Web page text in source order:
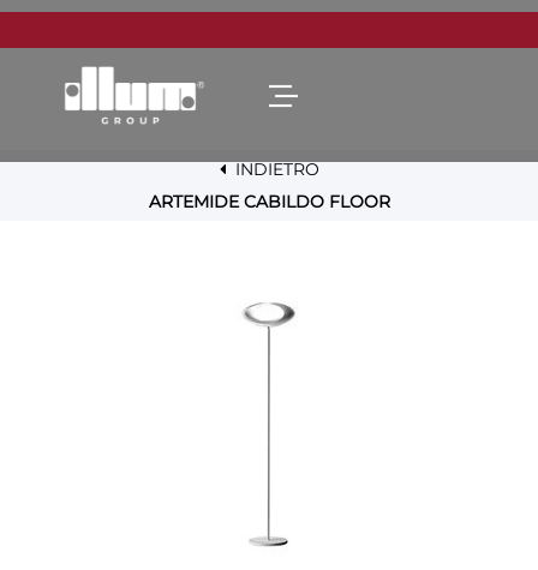
Open menu
INDIETRO
ARTEMIDE CABILDO FLOOR